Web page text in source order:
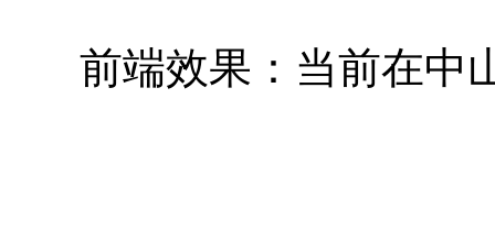
前端效果：当前在中